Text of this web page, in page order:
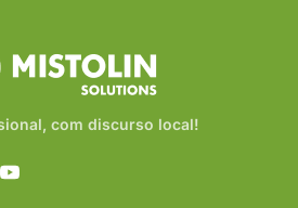
com discurso local!
YouTube